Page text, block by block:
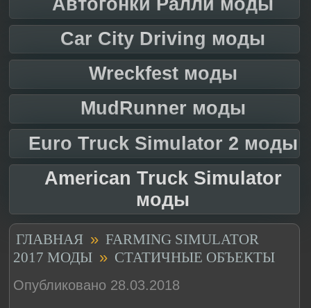
Car City Driving моды
Wreckfest моды
MudRunner моды
Euro Truck Simulator 2 моды
American Truck Simulator
моды
ГЛАВНАЯ » FARMING SIMULATOR
2017 МОДЫ » СТАТИЧНЫЕ ОБЪЕКТЫ
Опубликовано 28.03.2018